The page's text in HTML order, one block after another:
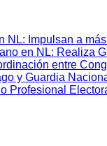
NL: Impulsan a
en NL: Realiza
entre
y Guardia
Profesional